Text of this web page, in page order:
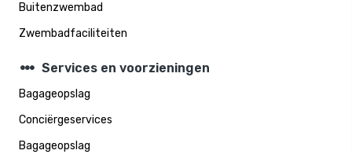
Buitenzwembad
Zwembadfaciliteiten
steppers Services en voorzieningen
Bagageopslag
Conciërgeservices
Bagageopslag